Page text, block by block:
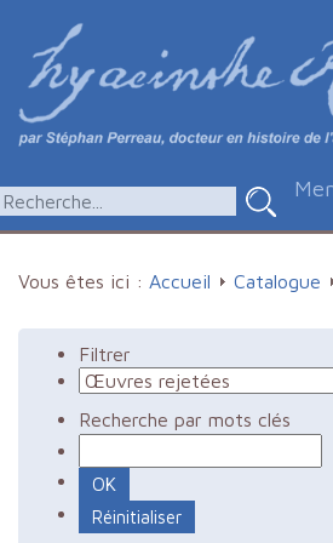
Vous êtes ici : Accueil Catalogue
Filtrer
Recherche par mots clés